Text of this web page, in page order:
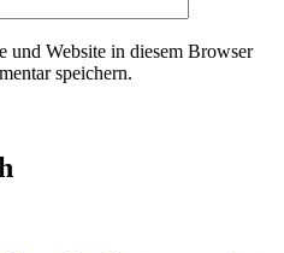
und Website in diesem Browser
speichern.